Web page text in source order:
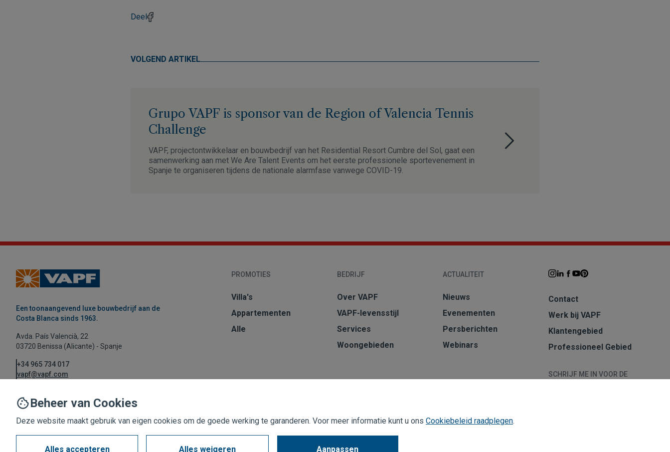
Deel
VOLGEND ARTIKEL
Grupo VAPF is sponsor van de Region of Valencia Tennis
Challenge
VAPF, projectontwikkelaar en bouwbedrijf van het Residential Resort Cumbre del Sol, gaat een
samenwerking aan met We Are Talent Events om het eerste professionele sportevenement in
Spanje te organiseren tijdens de nationale alarmfase vanwege COVID-19.
Een toonaangevend luxe bouwbedrijf aan de
Costa Blanca sinds 1963.
Avda. País Valencià, 22
03720 Benissa (Alicante) - Spanje
+34 965 734 017
vapf@vapf.com
PROMOTIES
Villa's
Appartementen
Alle
BEDRIJF
Over VAPF
VAPF-levensstijl
Services
Woongebieden
ACTUALITEIT
Nieuws
Evenementen
Persberichten
Webinars
Contact
Werk bij VAPF
Klantengebied
Professioneel Gebied
SCHRIJF ME IN VOOR DE
Beheer van Cookies
Deze website maakt gebruik van eigen cookies om de goede werking te garanderen. Voor meer informatie kunt u ons Cookiebeleid raadplegen.
Alles accepteren Alles weigeren Aanpassen